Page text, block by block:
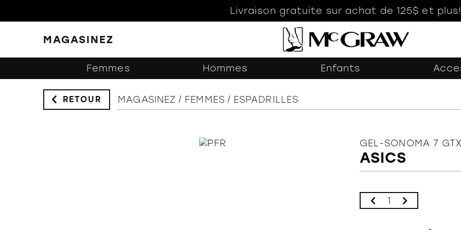
Livraison gratuite sur achat de 125$ et
MAGASINEZ
FILTRES
Femmes Hommes Enfants
RETOUR MAGASINEZ FEMMES ESPADRILLES
GEL-SONOMA 7
ASICS